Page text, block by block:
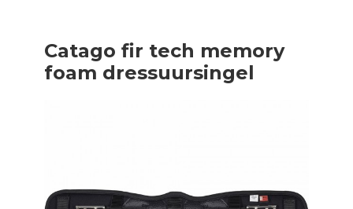
Catago fir tech memory
foam dressuursingel